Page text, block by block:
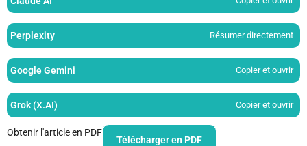
Perplexity Résumer directement
Google Gemini Copier et ouvrir
Grok (X.AI) Copier et ouvrir
Obtenir l'article en PDF
Télécharger en PDF